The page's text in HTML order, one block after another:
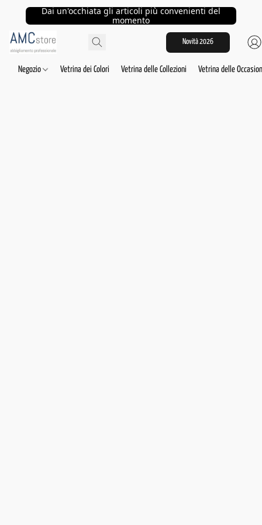
Dai un'occhiata gli articoli più convenienti del
momento
Novità 2026
Negozio Vetrina dei Colori Vetrina delle Collezioni Vetrina delle